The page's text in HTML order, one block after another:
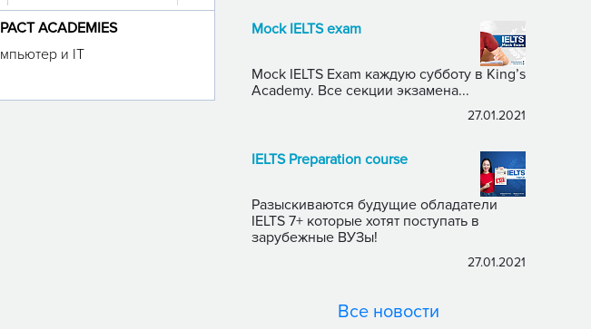
ACADEMIES
и IT
Mock IELTS exam
Mock IELTS Exam каждую субботу в King’s
Academy. Все секции экзамена...
27.01.2021
IELTS Preparation course
Разыскиваются будущие обладатели
IELTS 7+ которые хотят поступать в
зарубежные ВУЗы!
27.01.2021
Все новости